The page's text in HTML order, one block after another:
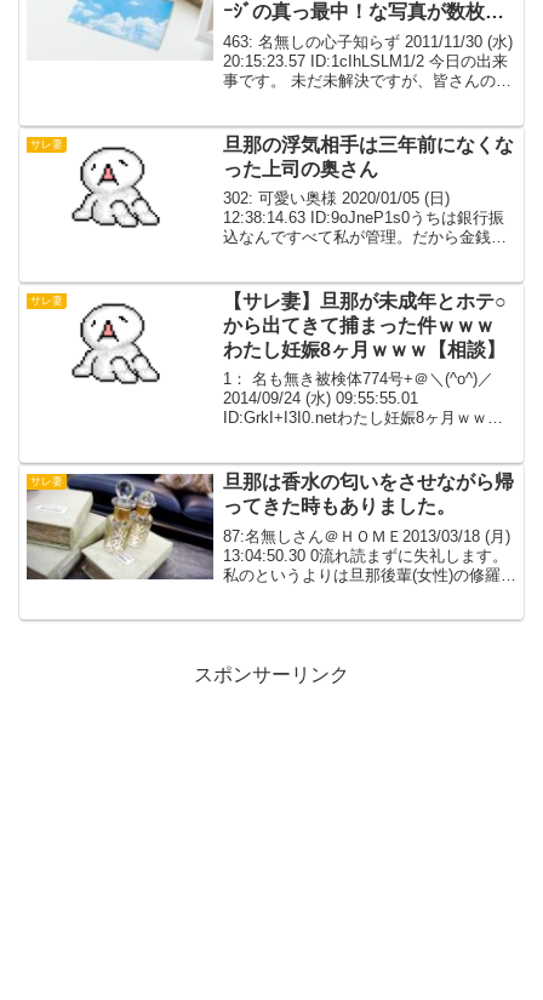
ｰｼﾞの真っ最中！な写真が数枚。
しかもウチのベッドで。【怖】
463: 名無しの心子知らず 2011/11/30 (水)
20:15:23.57 ID:1cIhLSLM1/2 今日の出来
事です。 未だ未解決ですが、皆さんのア
せん...
サレ妻
旦那の浮気相手は三年前になくな
った上司の奥さん
302: 可愛い奥様 2020/01/05 (日)
12:38:14.63 ID:9oJneP1s0うちは銀行振
込なんですべて私が管理。だから金銭的
上司の奥さん。金銭的...
サレ妻
【サレ妻】旦那が未成年とホテ○
から出てきて捕まった件ｗｗｗ
わたし妊娠8ヶ月ｗｗｗ【相談】
1： 名も無き被検体774号+＠＼(^o^)／
2014/09/24 (水) 09:55:55.01
ID:GrkI+I3I0.netわたし妊娠8ヶ月ｗｗｗ
き被...
サレ妻
旦那は香水の匂いをさせながら帰
ってきた時もありました。
87:名無しさん＠ＨＯＭＥ2013/03/18 (月)
13:04:50.30 0流れ読まずに失礼します。
私のというよりは旦那後輩(女性)の修羅場
スポンサーリンク